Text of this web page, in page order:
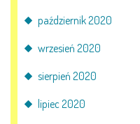
październik 2020
wrzesień 2020
sierpień 2020
lipiec 2020